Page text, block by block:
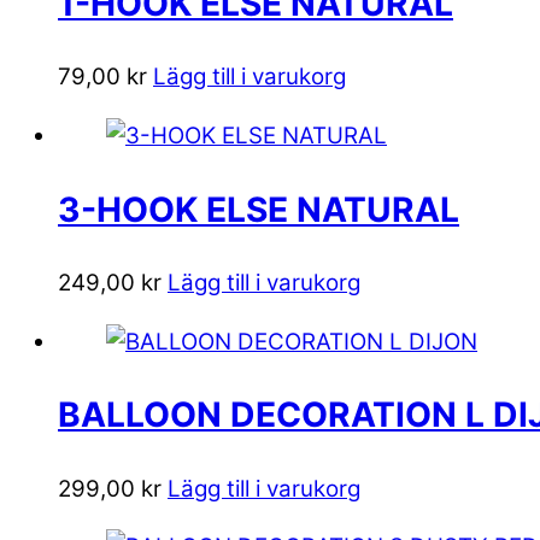
79,00 kr Lägg till i varukorg
3-HOOK ELSE NATURAL
249,00 kr Lägg till i varukorg
BALLOON DECORATION L
299,00 kr Lägg till i varukorg